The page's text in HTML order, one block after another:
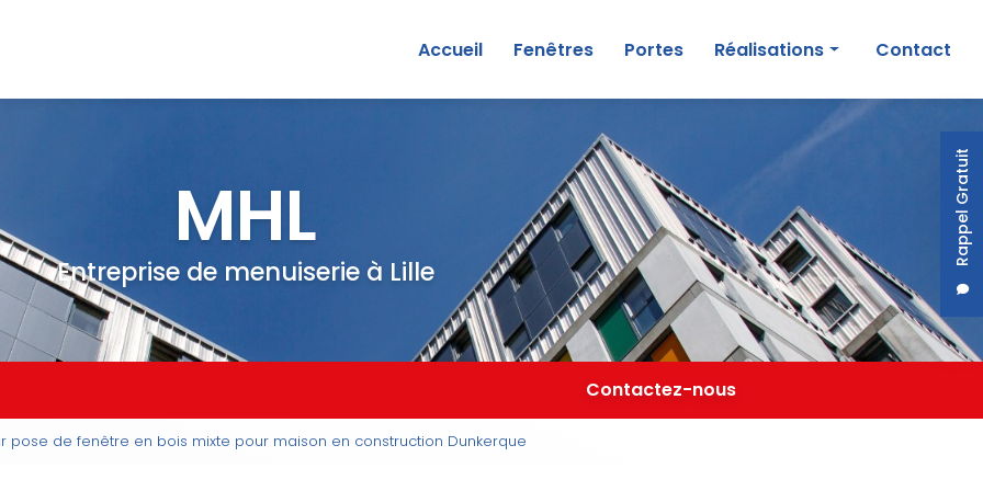
Rappel Gratuit
Accueil
Fenêtres Portes Réalisations
Professionnels
Contact
MHL
Entreprise de menuiserie à Lille
Contactez-nous
pose de fenêtre en bois mixte pour maison en construction Dunkerque